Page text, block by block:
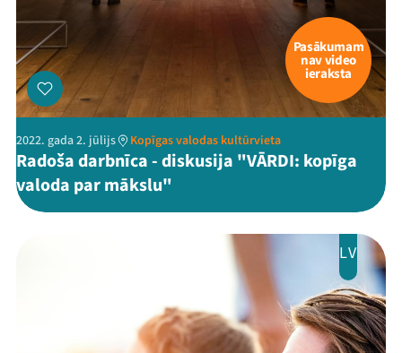
Viņi bija LAMPĀ 2026
Jaunumi
Ziedo
Veikals
Kontakti
Pasākumam
nav video
ieraksta
2022. gada 2. jūlijs Kopīgas valodas kultūrvieta
Radoša darbnīca - diskusija "VĀRDI: kopīga
valoda par mākslu"
LV